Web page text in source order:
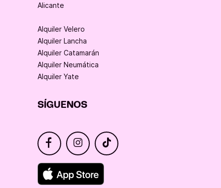
Alicante
Alquiler Velero
Alquiler Lancha
Alquiler Catamarán
Alquiler Neumática
Alquiler Yate
SÍGUENOS